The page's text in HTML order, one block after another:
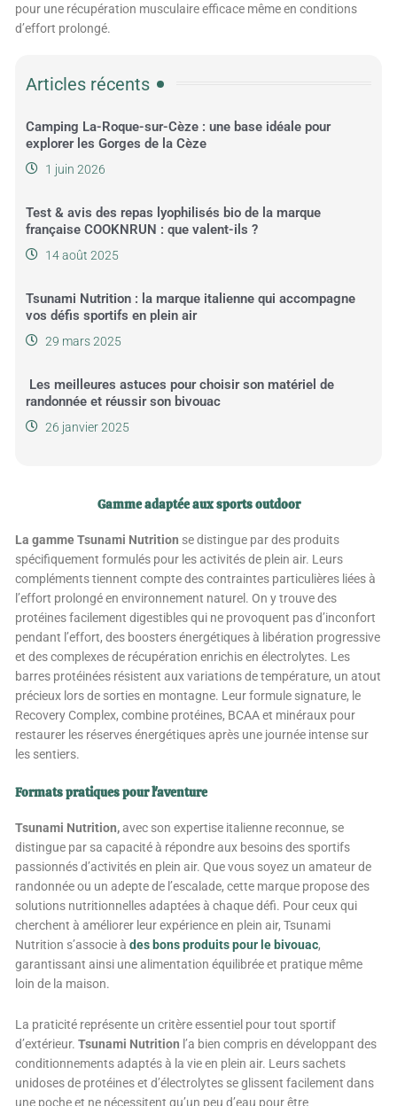
pour une récupération musculaire efficace même en conditions
d’effort prolongé.
Articles récents
Camping La-Roque-sur-Cèze : une base idéale pour
explorer les Gorges de la Cèze
1 juin 2026
Test & avis des repas lyophilisés bio de la marque
française COOKNRUN : que valent-ils ?
14 août 2025
Tsunami Nutrition : la marque italienne qui accompagne
vos défis sportifs en plein air
29 mars 2025
Les meilleures astuces pour choisir son matériel de
randonnée et réussir son bivouac
26 janvier 2025
Gamme adaptée aux sports outdoor
La gamme Tsunami Nutrition se distingue par des produits
spécifiquement formulés pour les activités de plein air. Leurs
compléments tiennent compte des contraintes particulières liées à
l’effort prolongé en environnement naturel. On y trouve des
protéines facilement digestibles qui ne provoquent pas d’inconfort
pendant l’effort, des boosters énergétiques à libération progressive
et des complexes de récupération enrichis en électrolytes. Les
barres protéinées résistent aux variations de température, un atout
précieux lors de sorties en montagne. Leur formule signature, le
Recovery Complex, combine protéines, BCAA et minéraux pour
restaurer les réserves énergétiques après une journée intense sur
les sentiers.
Formats pratiques pour l'aventure
Tsunami Nutrition,avec son expertise italienne reconnue, se
distingue par sa capacité à répondre aux besoins des sportifs
passionnés d’activités en plein air. Que vous soyez un amateur de
randonnée ou un adepte de l’escalade, cette marque propose des
solutions nutritionnelles adaptées à chaque défi. Pour ceux qui
cherchent à améliorer leur expérience en plein air, Tsunami
Nutrition s’associe àdes bons produits pour le bivouac,
garantissant ainsi une alimentation équilibrée et pratique même
loin de la maison.
La praticité représente un critère essentiel pour tout sportif
d’extérieur.Tsunami Nutrition l’a bien compris en développant des
conditionnements adaptés à la vie en plein air. Leurs sachets
unidoses de protéines et d’électrolytes se glissent facilement dans
une poche et ne nécessitent qu’un peu d’eau pour être